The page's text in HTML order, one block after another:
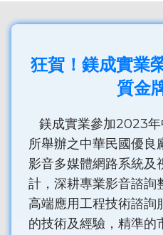
狂賀！鎂成實業
質金
鎂成實業參加2023年
所舉辦之中華民國優良
影音多媒體網路系統及
計，深耕專業影音諮詢
高端應用工程技術諮詢
的技術及經驗，精準的